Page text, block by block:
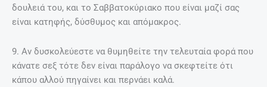
δουλειά του, και το Σαββατοκύριακο που είναι μαζί σας
είναι κατηφής, δύσθυμος και απόμακρος.
9. Αν δυσκολεύεστε να θυμηθείτε την τελευταία φορά που
κάνατε σεξ τότε δεν είναι παράλογο να σκεφτείτε ότι
κάπου αλλού πηγαίνει και περνάει καλά.